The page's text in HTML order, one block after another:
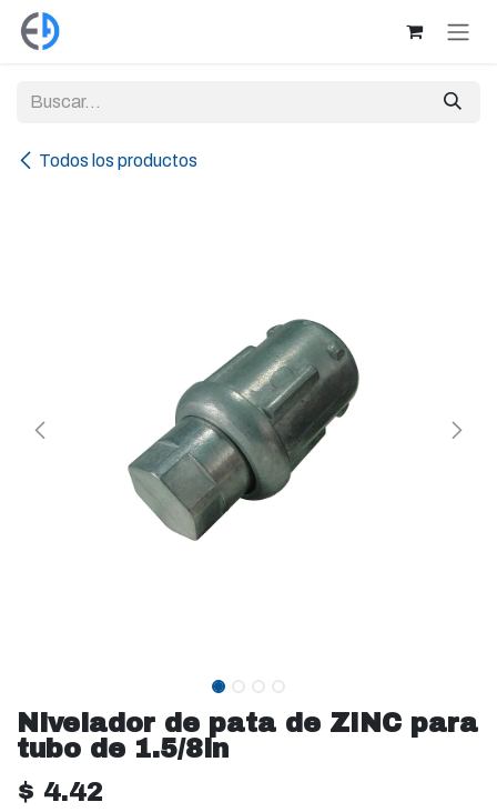
Ir al contenido
Todos los productos
Nivelador de pata de ZINC para
tubo de 1.5/8in
$ 4.42